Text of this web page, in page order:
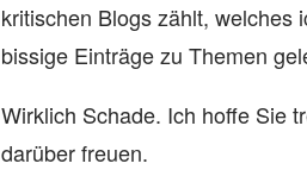
kritischen Blogs zählt, welches
bissige Einträge zu Themen
Wirklich Schade. Ich hoffe Sie
darüber freuen.